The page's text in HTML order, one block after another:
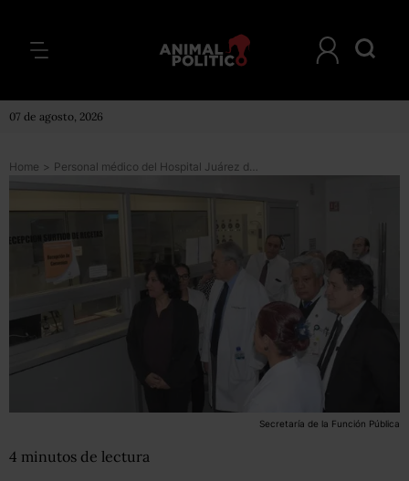
07 de agosto, 2026
Home > Personal médico del Hospital Juárez denunció falta de material durante visita de secretarios
Secretaría de la Función Pública
4 minutos de lectura